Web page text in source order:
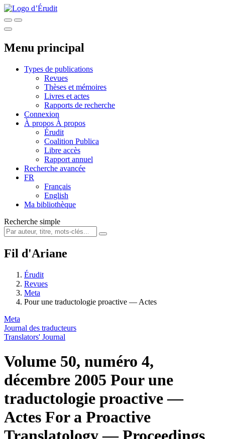
Menu principal
Types de publications
Revues
Thèses et mémoires
Livres et actes
Rapports de recherche
Connexion
À propos À propos
Érudit
Coalition Publica
Libre accès
Rapport annuel
Recherche avancée
FR
Français
English
Ma bibliothèque
Recherche simple
Fil d'Ariane
Érudit
Revues
Meta
Pour une traductologie proactive — Actes
Meta
Journal des traducteurs
Translators' Journal
Volume 50, numéro 4,
décembre 2005 Pour une
traductologie proactive —
Actes For a Proactive